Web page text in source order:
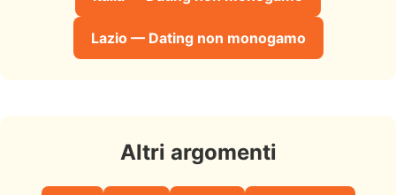
Lazio — Dating non monogamo
Altri argomenti